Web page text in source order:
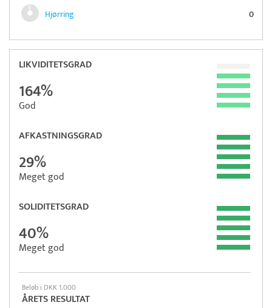
Hjørring
0
LIKVIDITETSGRAD
164%
God
AFKASTNINGSGRAD
29%
Meget god
SOLIDITETSGRAD
40%
Meget god
Beløb i DKK 1.000
ÅRETS RESULTAT